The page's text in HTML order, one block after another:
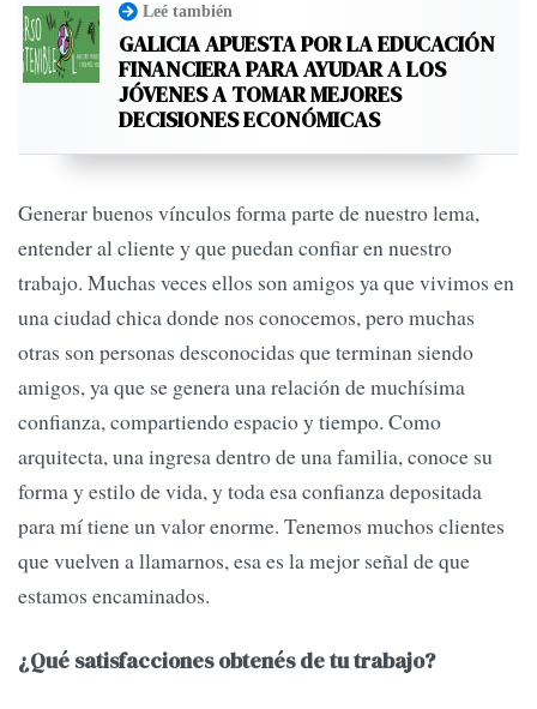
Leé también
GALICIA APUESTA POR LA EDUCACIÓN
FINANCIERA PARA AYUDAR A LOS
JÓVENES A TOMAR MEJORES
DECISIONES ECONÓMICAS
Generar buenos vínculos forma parte de nuestro lema,
entender al cliente y que puedan confiar en nuestro
trabajo. Muchas veces ellos son amigos ya que vivimos en
una ciudad chica donde nos conocemos, pero muchas
otras son personas desconocidas que terminan siendo
amigos, ya que se genera una relación de muchísima
confianza, compartiendo espacio y tiempo. Como
arquitecta, una ingresa dentro de una familia, conoce su
forma y estilo de vida, y toda esa confianza depositada
para mí tiene un valor enorme. Tenemos muchos clientes
que vuelven a llamarnos, esa es la mejor señal de que
estamos encaminados.
¿Qué satisfacciones obtenés de tu trabajo?